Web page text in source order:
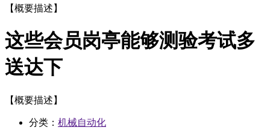
【概要描述】
这些会员岗亭能够测验考试多
送达下
【概要描述】
分类： 机械自动化